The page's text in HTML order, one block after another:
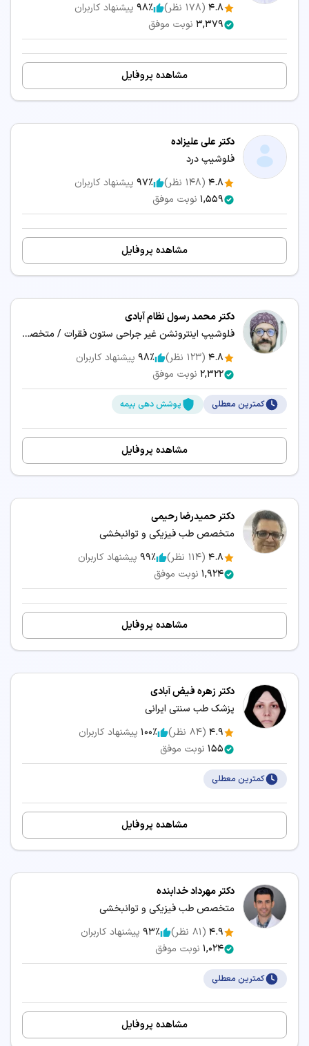
4.8
(
178 نظر) 98٪ پیشنهاد کاربران
3,379 نوبت موفق
مشاهده پروفایل
دکتر علی علیزاده
فلوشیپ درد
4.8
(
148 نظر) 97٪ پیشنهاد کاربران
1,559 نوبت موفق
مشاهده پروفایل
دکتر محمد رسول نظام آبادی
فلوشیپ اینترونشن غیر جراحی ستون فقرات / متخصص طب فیزیکی و توانبخشی
4.8
(
123 نظر) 98٪ پیشنهاد کاربران
2,322 نوبت موفق
کمترین معطلی پوشش دهی بیمه
مشاهده پروفایل
دکتر حمیدرضا رحیمی
متخصص طب فیزیکی و توانبخشی
4.8
(
114 نظر) 99٪ پیشنهاد کاربران
1,924 نوبت موفق
مشاهده پروفایل
دکتر زهره فیض آبادی
پزشک طب سنتی ایرانی
4.9
(
84 نظر) 100٪ پیشنهاد کاربران
155 نوبت موفق
کمترین معطلی
مشاهده پروفایل
دکتر مهرداد خدابنده
متخصص طب فیزیکی و توانبخشی
4.9
(
81 نظر) 93٪ پیشنهاد کاربران
1,024 نوبت موفق
کمترین معطلی
مشاهده پروفایل